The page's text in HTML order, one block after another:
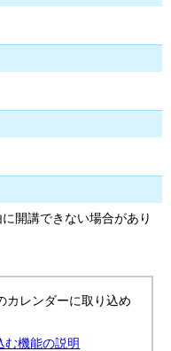
開講できない場合があり
カレンダーに取り込め
む機能の説明